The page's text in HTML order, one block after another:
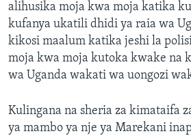
alihusika moja kwa moja katika
kufanya ukatili dhidi ya raia wa
kikosi maalum katika jeshi la
moja kwa moja kutoka kwake na
wa Uganda wakati wa uongozi
Kulingana na sheria za kimataifa
ya mambo ya nje ya Marekani